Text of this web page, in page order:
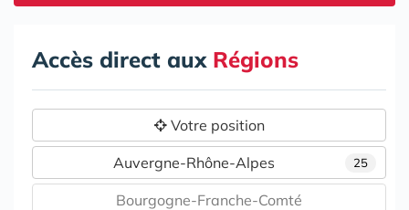
Accès direct aux Régions
Votre position
25
Auvergne-Rhône-Alpes
Bourgogne-Franche-Comté